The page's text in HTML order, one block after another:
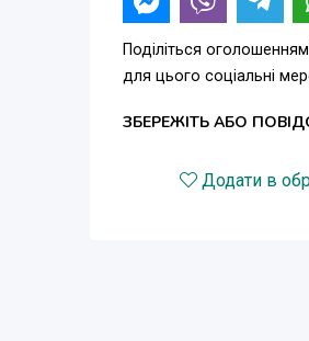
Поділіться оголошенням
для цього соціальні
ЗБЕРЕЖІТЬ АБО
Додати в